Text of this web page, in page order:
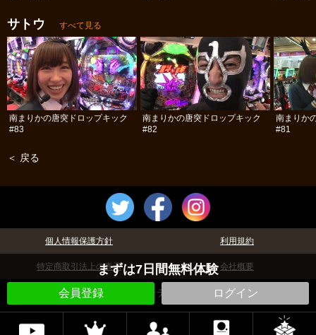
まずは7日間無料体験
会員登録 ログイン
サトウ すべて見る
南まりかの唐突ドロップキック
#83
南まりかの唐突ドロップキック
#82
南まりか
#81
＜ 戻る
個人情報保護方針 利用規約
特定商取引法上の表示 会社概要
©パチテレ！